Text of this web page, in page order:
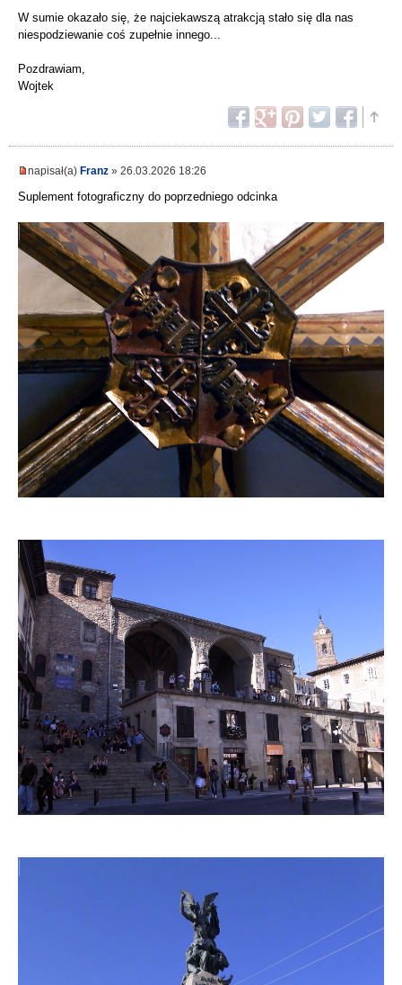
W sumie okazało się, że najciekawszą atrakcją stało się dla nas
niespodziewanie coś zupełnie innego...
Pozdrawiam,
Wojtek
napisał(a) Franz » 26.03.2026 18:26
Suplement fotograficzny do poprzedniego odcinka